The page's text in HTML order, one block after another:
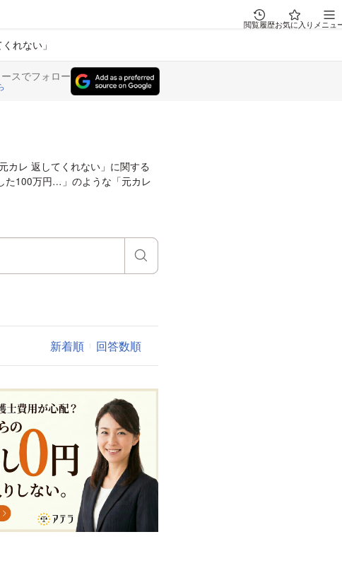
閲覧履歴お気に入り メニュ
れない」
スでフォロー
カレ 返してくれない」に関する
た100万円…」のような「元カレ
新着順 回答数順